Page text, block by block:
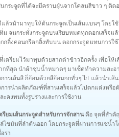
นกระจูดที่ได้จะมีคราบฝุ่นจากโคลนสีขาว ๆ ติด
ล้วนำมาทุบให้ต้นกระจูดเป็นเส้นแบนๆ โดยใ
ม จนกระทั่งกระจูดบนเรียบหมดทุกตอกเสร็จ
กลิ้งคอนกรีตกลิ้งทับบน ตอกกระจูดแทนการใ
เตรียมไว้มาทุบด้วยสากตำข้าวอีกครั้ง เพื่อใ
กที่สุด นำผ้าชุบน้ำหมาดๆ มาเช็ดทำความสะ
ารเส้นสี ก็ย้อมด้วยสีย้อมกกทั่วๆ ไป แล้วนำเ
ารนำผลิตภัณฑ์ที่สานเสร็จแล้วไปตกแต่งหรือ
ะคงทนทั้งรูปร่างและการใช้งาน
รียมเส้นกระจูดสำหรับการจักสานคือ จุดที่สำคั
ไขมันที่ลำต้นออก โดยกระจูดที่ผ่านการแช่น้
รา